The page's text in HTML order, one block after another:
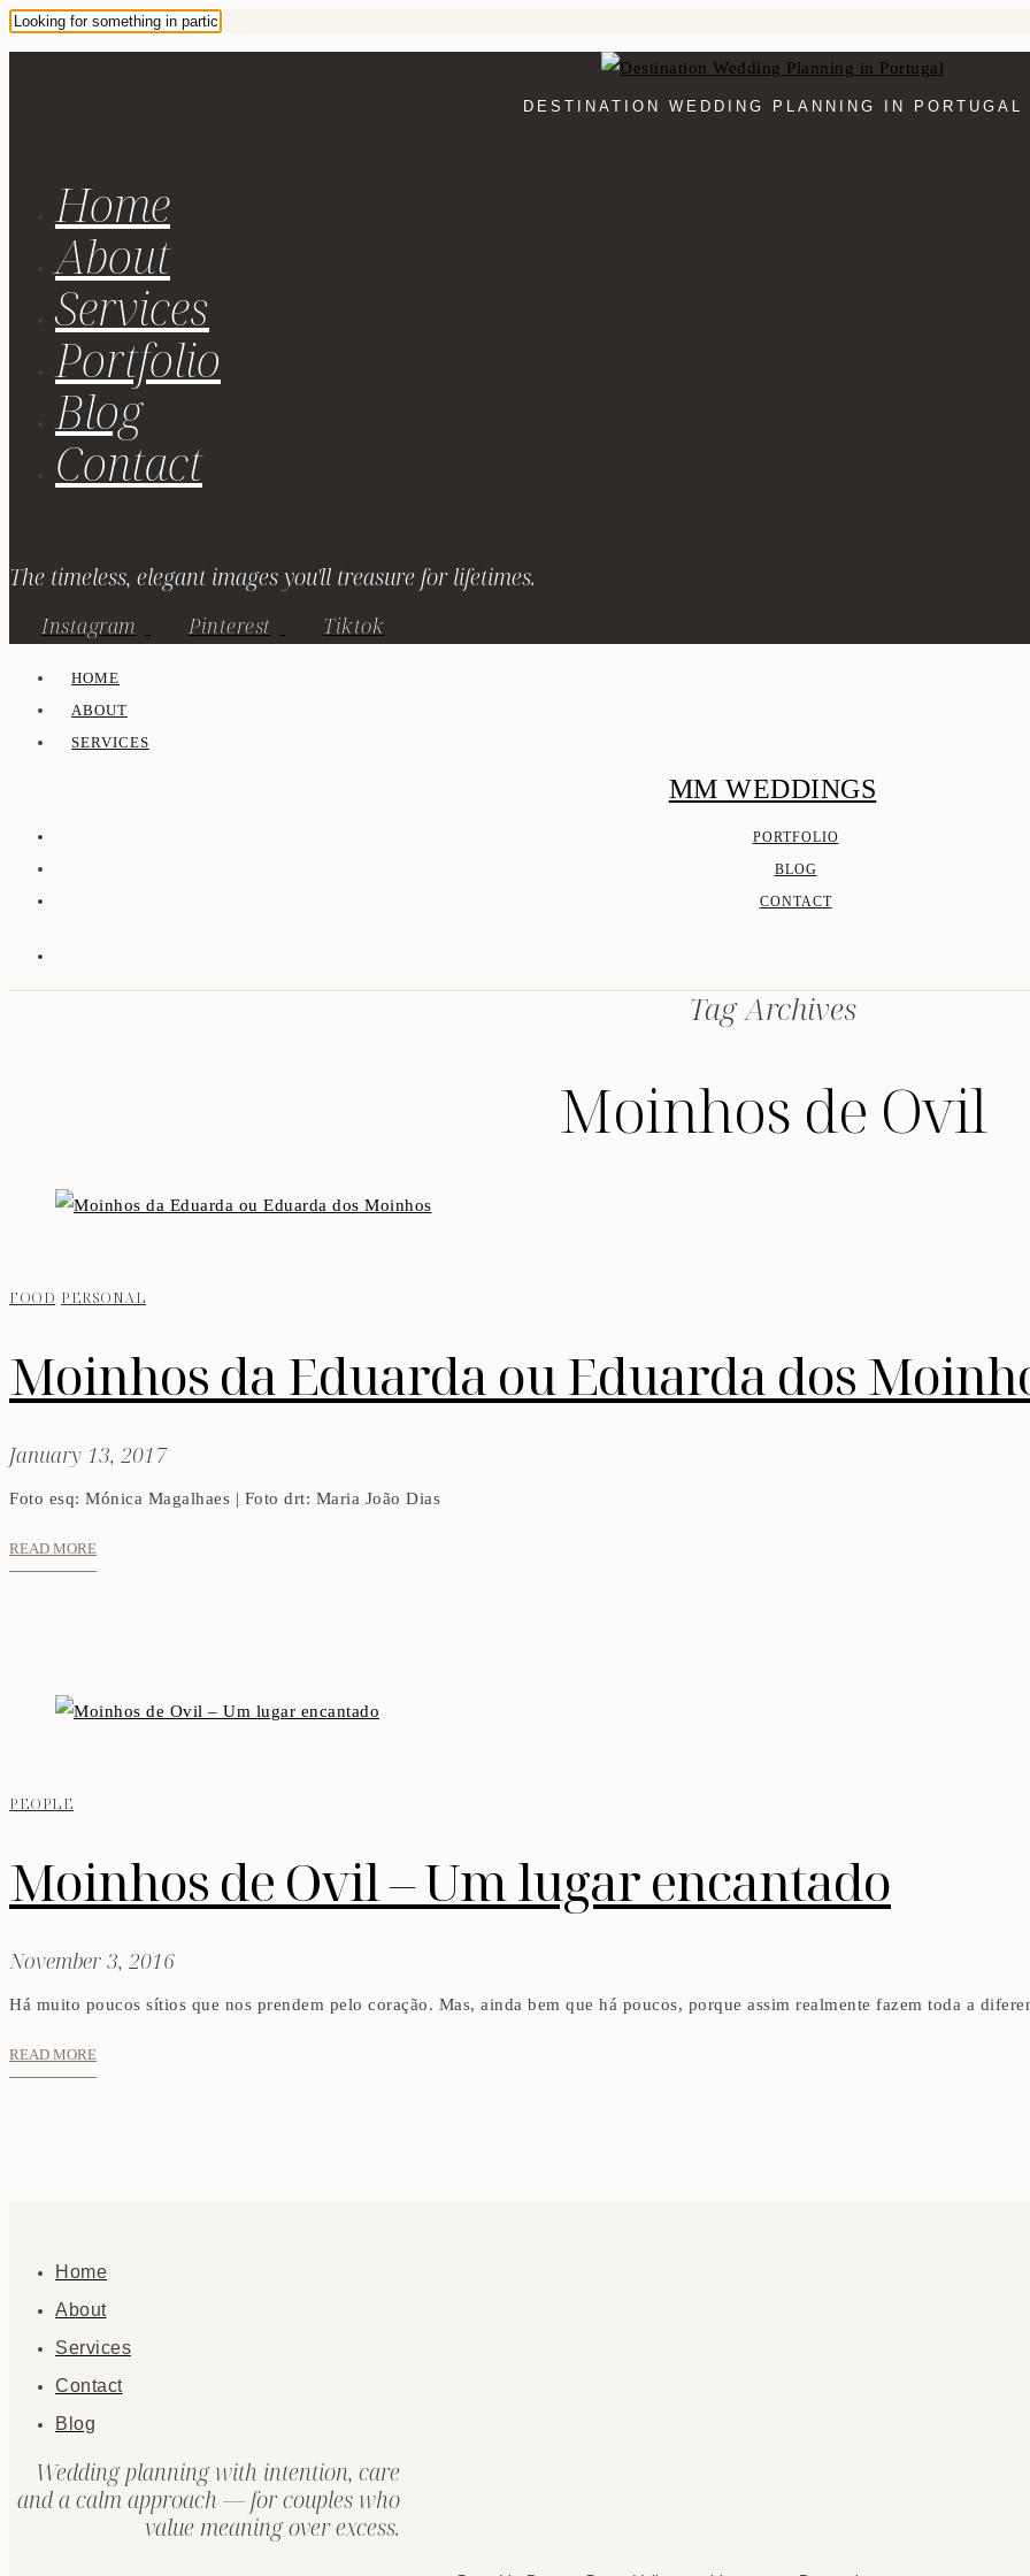
DESTINATION WEDDING PLANNING IN PORTUGAL
Home
About
Services
Portfolio
Blog
Contact
The timeless, elegant images you'll treasure for lifetimes.
Instagram Pinterest Tiktok
HOME
ABOUT
SERVICES
MM WEDDINGS
PORTFOLIO
BLOG
CONTACT
Tag Archives
Moinhos de Ovil
FOOD PERSONAL
Moinhos da Eduarda ou Eduarda dos
January 13, 2017
Foto esq: Mónica Magalhaes | Foto drt: Maria João Dias
READ MORE
PEOPLE
Moinhos de Ovil – Um lugar encantado
November 3, 2016
Há muito poucos sítios que nos prendem pelo coração. Mas, ainda bem que há poucos, porque assim realmente fazem toda a
READ MORE
Home
About
Services
Contact
Blog
Wedding planning with intention, care
and a calm approach — for couples who
value meaning over excess.